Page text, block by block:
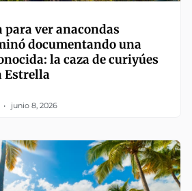
para ver anacondas
documentando una
la caza de curiyúes
Estrella
junio 8, 2026